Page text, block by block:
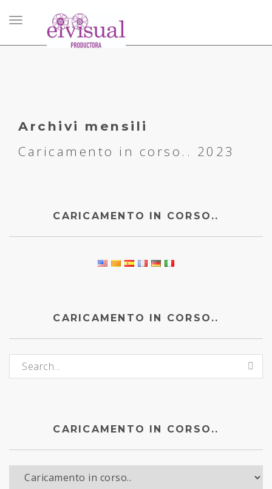
Caricamento
in
Archivi mensili
Caricamento in corso.. 2023
CARICAMENTO IN CORSO..
CARICAMENTO IN CORSO..
Caricamento in corso..:
CARICAMENTO IN CORSO..
Caricamento in corso..